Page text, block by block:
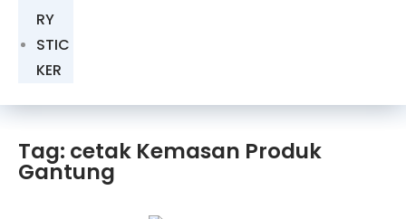
RY
STIC
KER
Tag: cetak Kemasan Produk
Gantung